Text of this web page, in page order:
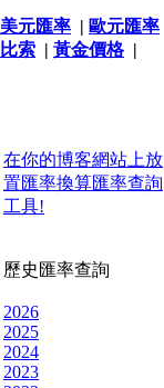
美元匯率 | 歐元匯率
比索 | 黃金價格|
在你的博客網站上放
置匯率換算匯率查詢
工具!
歷史匯率查詢
2026
2025
2024
2023